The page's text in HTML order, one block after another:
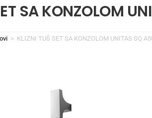
SA KONZOLOM
> KLIZNI TUŠ SET SA KONZOLOM UNITAS SQ